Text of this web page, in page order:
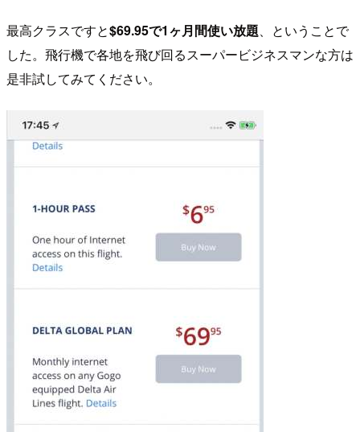
最高クラスですと$69.95で1ヶ月間使い放題、ということで
した。飛行機で各地を飛び回るスーパービジネスマンな方は
是非試してみてください。